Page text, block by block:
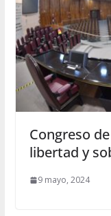
Congreso
libertad y
9 mayo, 2024